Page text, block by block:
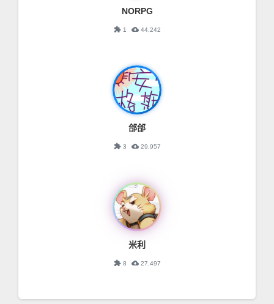
NORPG
extension1 cloud_download44,242
郃郃
extension3 cloud_download29,957
米利
extension8 cloud_download27,497